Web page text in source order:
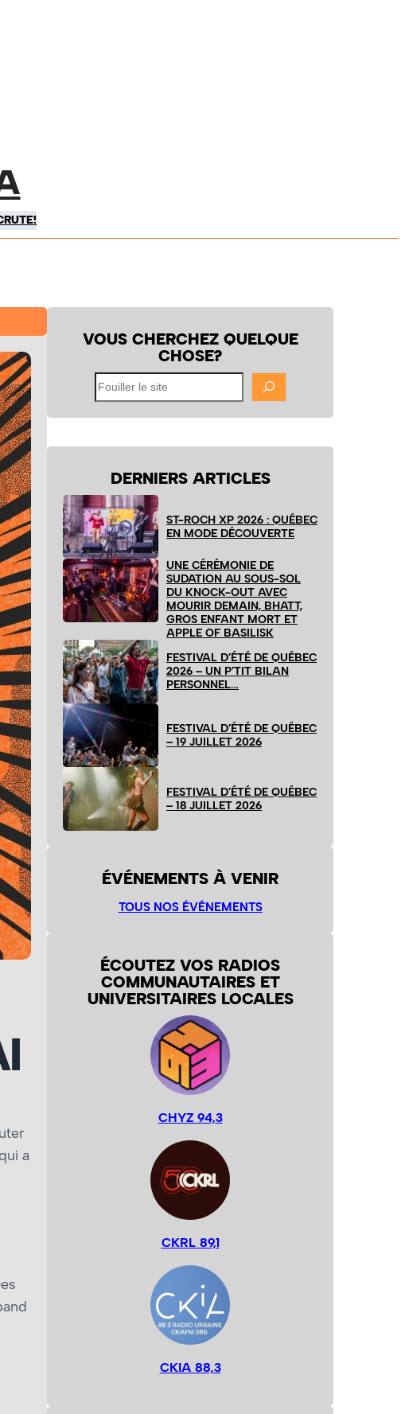
a
VOUS CHERCHEZ QUELQUE
CHOSE?
Fouiller
le
site
DERNIERS ARTICLES
ST-ROCH XP 2026 : QUÉBEC
EN MODE DÉCOUVERTE
UNE CÉRÉMONIE DE
SUDATION AU SOUS-SOL
DU KNOCK-OUT AVEC
MOURIR DEMAIN, BHATT,
GROS ENFANT MORT ET
APPLE OF BASILISK
FESTIVAL D’ÉTÉ DE QUÉBEC
2026 – UN P’TIT BILAN
PERSONNEL…
FESTIVAL D’ÉTÉ DE QUÉBEC
– 19 JUILLET 2026
FESTIVAL D’ÉTÉ DE QUÉBEC
– 18 JUILLET 2026
ÉVÉNEMENTS À VENIR
TOUS NOS ÉVÉNEMENTS
ÉCOUTEZ VOS RADIOS
COMMUNAUTAIRES ET
UNIVERSITAIRES LOCALES
CHYZ 94,3
CKRL 89,1
CKIA 88,3